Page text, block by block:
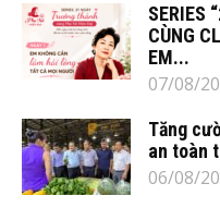
SERIES
CÙNG
EM...
07/08/
Tăng
an toàn
06/08/